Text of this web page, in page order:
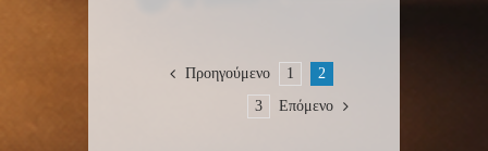
Προηγούμενο 1
2
3
Επόμενο